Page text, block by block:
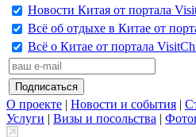
Новости Китая от портала
Всё об отдыхе в Китае от
Всё о Китае от портала
О проекте | Новости и события |
Услуги | Визы и посольства |